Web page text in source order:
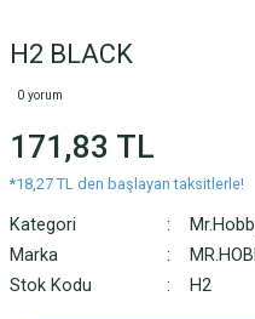
H2 BLACK
0 yorum
171,83 TL
*18,27 TL den başlayan taksitlerle!
Kategori
Marka
Stok Kodu
H2